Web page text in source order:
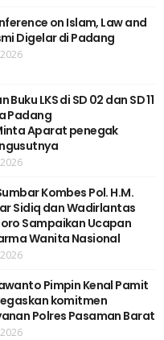
on Islam, Law and
Digelar di Padang
LKS di SD 02 dan SD 11
Padang
Aparat penegak
Kombes Pol. H.M.
Sidiq dan Wadirlantas
Sampaikan Ucapan
Wanita Nasional
Pimpin Kenal Pamit
komitmen
Polres Pasaman Barat